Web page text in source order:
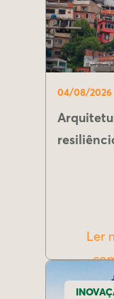
04/08/2026
Ler